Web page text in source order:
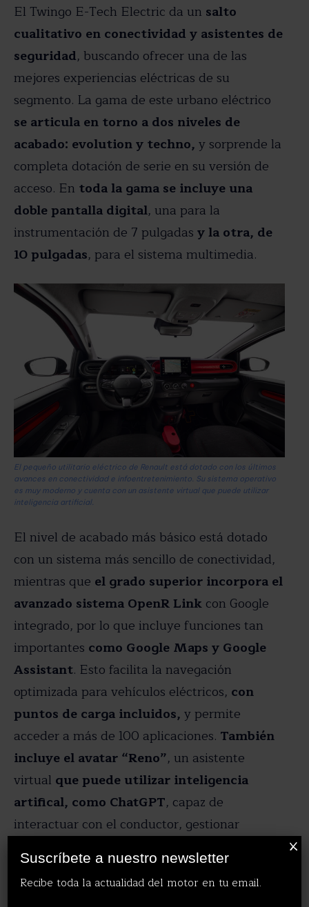
El Twingo E-Tech Electric da un salto
cualitativo en conectividad y asistentes de
seguridad, buscando ofrecer una de las
mejores experiencias eléctricas de su
segmento. La gama de este urbano eléctrico
se articula en torno a dos niveles de
acabado: evolution y techno, y sorprende la
completa dotación de serie en su versión de
acceso. En toda la gama se incluye una
doble pantalla digital, una para la
instrumentación de 7 pulgadas y la otra, de
10 pulgadas, para el sistema multimedia.
El pequeño utilitario eléctrico de Renault está dotado con los últimos
avances en conectividad e infoentretenimiento. Su sistema operativo
es muy moderno y cuenta con un asistente virtual que puede utilizar
inteligencia artificial.
El nivel de acabado más básico está dotado
con un sistema más sencillo de conectividad,
mientras que el grado superior incorpora el
avanzado sistema OpenR Link con Google
integrado, por lo que incluye funciones tan
importantes como Google Maps y Google
Assistant. Esto facilita la navegación
optimizada para vehículos eléctricos, con
puntos de carga incluidos, y permite
acceder a más de 100 aplicaciones. También
incluye el avatar “Reno”, un asistente
virtual que puede utilizar inteligencia
artifical, como ChatGPT, capaz de
interactuar con el conductor, gestionar
Suscríbete a nuestro newsletter
Recibe toda la actualidad del motor en tu email.
X